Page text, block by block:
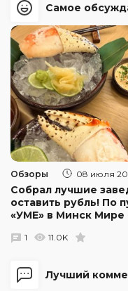
Лучший
Самое
Обзоры 08 июля
Собрал лучшие
оставить рубль! По
«УМЕ» в Минск Мире
1 11.0K